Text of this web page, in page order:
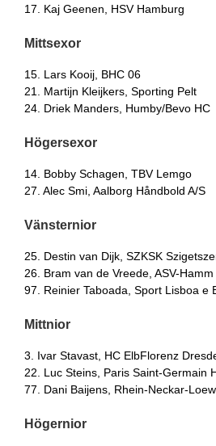
17. Kaj Geenen, HSV Hamburg
Mittsexor
15. Lars Kooij, BHC 06
21. Martijn Kleijkers, Sporting Pelt
24. Driek Manders, Humby/Bevo HC
Högersexor
14. Bobby Schagen, TBV Lemgo
27. Alec Smi, Aalborg Håndbold A/S
Vänsternior
25. Destin van Dijk, SZKSK
26. Bram van de Vreede, ASV-
97. Reinier Taboada, Sport Lisboa e
Mittnior
3. Ivar Stavast, HC ElbFlorenz
22. Luc Steins, Paris Saint-Germain
77. Dani Baijens, Rhein-Neckar-
Högernior